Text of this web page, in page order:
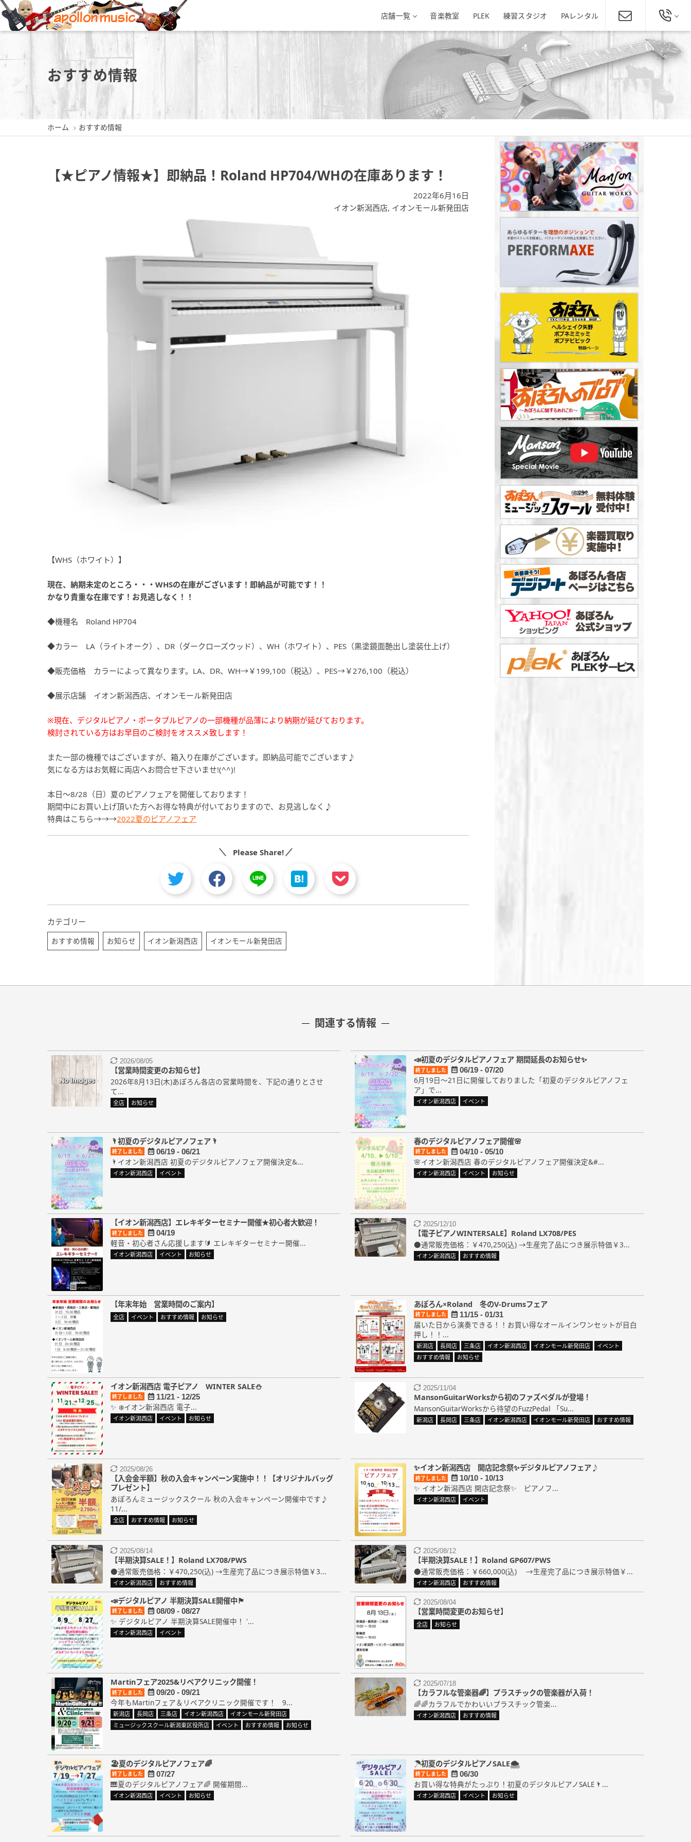
店舗一覧
新潟店
新潟県新潟市中央区東堀前通5-
新潟県長岡市城内町3-2-3 新潟県三条市興野3-10-1 新潟県新潟市西区小新南2-1-10
イオンモール新発田店
新潟県新発田市住吉町5-11-5
新潟駅南店
新潟県新潟市中央区神道寺1-4-4
025-242-3900
ミュージックスクール新潟
東区役所店
番1号
あぽろん各店舗へ
音楽教室 PLEK 練習スタジオ PAレンタル
総合お問い合わせ
025-229-4134
営業時間 11:00～19:00
ほぼ年中無休
おすすめ情報
ホーム おすすめ情報
【★ピアノ情報★】即納品！Roland HP704/WHの在庫あります！
2022年6月16日
イオン新潟西店, イオンモール新発田店
【WHS（ホワイト）】
現在、納期未定のところ・・・WHSの在庫がございます！即納品が可能です！！
かなり貴重な在庫です！お見逃しなく！！
◆機種名 Roland HP704
◆カラー LA（ライトオーク）、DR（ダークローズウッド）、WH（ホワイト）、PES（黒塗鏡面艶出し塗装仕上げ）
◆販売価格 カラーによって異なります。LA、DR、WH→￥199,100（税込）、PES→￥276,100（税込）
◆展示店舗 イオン新潟西店、イオンモール新発田店
※現在、デジタルピアノ・ポータブルピアノの一部機種が品薄により納期が延びております。
検討されている方はお早目のご検討をオススメ致します！
また一部の機種ではございますが、箱入り在庫がございます。即納品可能でございます♪
気になる方はお気軽に両店へお問合せ下さいませ!(^^)!
本日～8/28（日）夏のピアノフェアを開催しております！
期間中にお買い上げ頂いた方へお得な特典が付いておりますので、お見逃しなく♪
特典はこちら→→→2022夏のピアノフェア
Please Share!
カテゴリー
おすすめ情報 お知らせ イオン新潟西店 イオンモール新発田店
関連する情報
2026/08/05
【営業時間変更のお知らせ】
2026年8月13日(木)あぽろん各店の営業時間を、下記の通りとさせ
て...
全店 お知らせ
📣初夏のデジタルピアノフェア 期間延長のお知らせ✨
終了しました 06/19 - 07/20
6月19日～21日に開催しておりました「初夏のデジタルピアノフェ
ア」で...
イオン新潟西店 イベント
🌂初夏のデジタルピアノフェア🌂
終了しました 06/19 - 06/21
🌂イオン新潟西店 初夏のデジタルピアノフェア開催決定&...
イオン新潟西店 イベント
春のデジタルピアノフェア開催🌸
終了しました 04/10 - 05/10
🌸イオン新潟西店 春のデジタルピアノフェア開催決定&#...
イオン新潟西店 イベント お知らせ
【イオン新潟西店】エレキギターセミナー開催★初心者大歓迎！
終了しました 04/19
軽音・初心者さん応援します🔰 エレキギターセミナー開催...
イオン新潟西店 イベント お知らせ
2025/12/10
【電子ピアノWINTERSALE】Roland LX708/PES
●通常販売価格：￥470,250(込) →生産完了品につき展示特価￥3...
イオン新潟西店 おすすめ情報
【年末年始 営業時間のご案内】
全店 イベント おすすめ情報 お知らせ
あぽろん×Roland 冬のV-Drumsフェア
終了しました 11/15 - 01/31
届いた日から演奏できる！！お買い得なオールインワンセットが目白
押し！！...
新潟店 長岡店 三条店 イオン新潟西店 イオンモール新発田店
イベント
おすすめ情報
お知らせ
イオン新潟西店 電子ピアノ WINTER SALE⛄
終了しました 11/21 - 12/25
✨ ❄️イオン新潟西店 電子...
イオン新潟西店 イベント お知らせ
2025/11/04
MansonGuitarWorksから初のファズペダルが登場！
MansonGuitarWorksから待望のFuzzPedal 「Su...
新潟店 長岡店 三条店 イオン新潟西店 イオンモール新発田店 おすすめ情報
2025/08/26
【入会金半額】秋の入会キャンペーン実施中！！【オリジナルバッグ
プレゼント】
あぽろんミュージックスクール 秋の入会キャンペーン開催中です♪
11/...
全店 おすすめ情報 お知らせ
✨イオン新潟西店 開店記念祭✨デジタルピアノフェア♪
終了しました 10/10 - 10/13
✨ イオン新潟西店 開店記念祭✨ ピアノフ...
イオン新潟西店 イベント
2025/08/14
【半期決算SALE！】Roland LX708/PWS
●通常販売価格：￥470,250(込) →生産完了品につき展示特価￥3...
イオン新潟西店 おすすめ情報
2025/08/12
【半期決算SALE！】Roland GP607/PWS
●通常販売価格：￥660,000(込) →生産完了品につき展示特価￥...
イオン新潟西店 おすすめ情報
📣デジタルピアノ 半期決算SALE開催中🏴
終了しました 08/09 - 08/27
✨ デジタルピアノ 半期決算SALE開催中！ '...
イオン新潟西店 イベント
2025/08/04
【営業時間変更のお知らせ】
全店 お知らせ
Martinフェア2025&リペアクリニック開催！
終了しました 09/20 - 09/21
今年もMartinフェア＆リペアクリニック開催です！ 9...
新潟店 長岡店 三条店 イオン新潟西店
イオンモール新発田店
ミュージックスクール新潟東区役所店
イベント おすすめ情報 お知らせ
2025/07/18
【カラフルな管楽器🌈】プラスチックの管楽器が入荷！
🌈🌈カラフルでかわいいプラスチック管楽...
イオン新潟西店 おすすめ情報
🏖️夏のデジタルピアノフェア🌈
終了しました 07/27
🎹夏のデジタルピアノフェア🌈 開催期間...
イオン新潟西店 イベント お知らせ
☂初夏のデジタルピアノSALE🌨
終了しました 06/30
お買い得な特典がたっぷり！初夏のデジタルピアノSALE🌂...
イオン新潟西店 イベント お知らせ